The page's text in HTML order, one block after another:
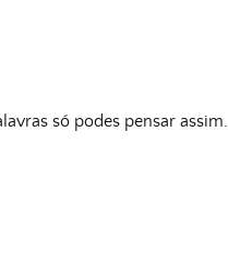
só podes pensar assim.